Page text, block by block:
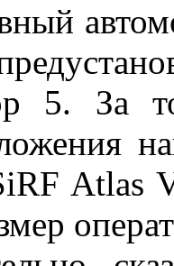
5. За
Atlas